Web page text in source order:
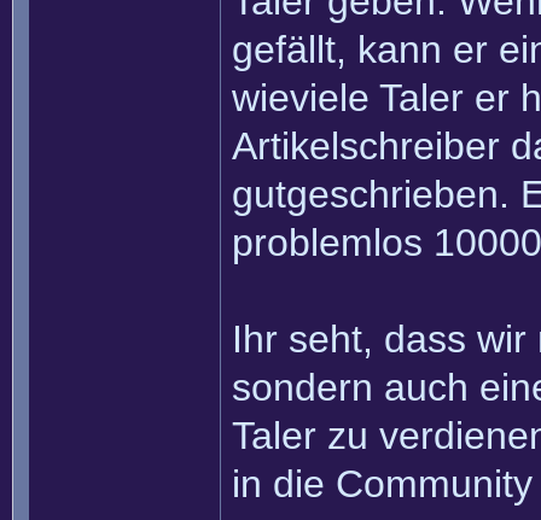
gefällt, kann er
wieviele Taler er
Artikelschreiber
gutgeschrieben.
problemlos
Ihr seht, dass
sondern auch
Taler zu
in die